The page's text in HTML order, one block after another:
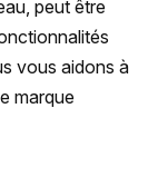
peut être
vous aidons à
marque